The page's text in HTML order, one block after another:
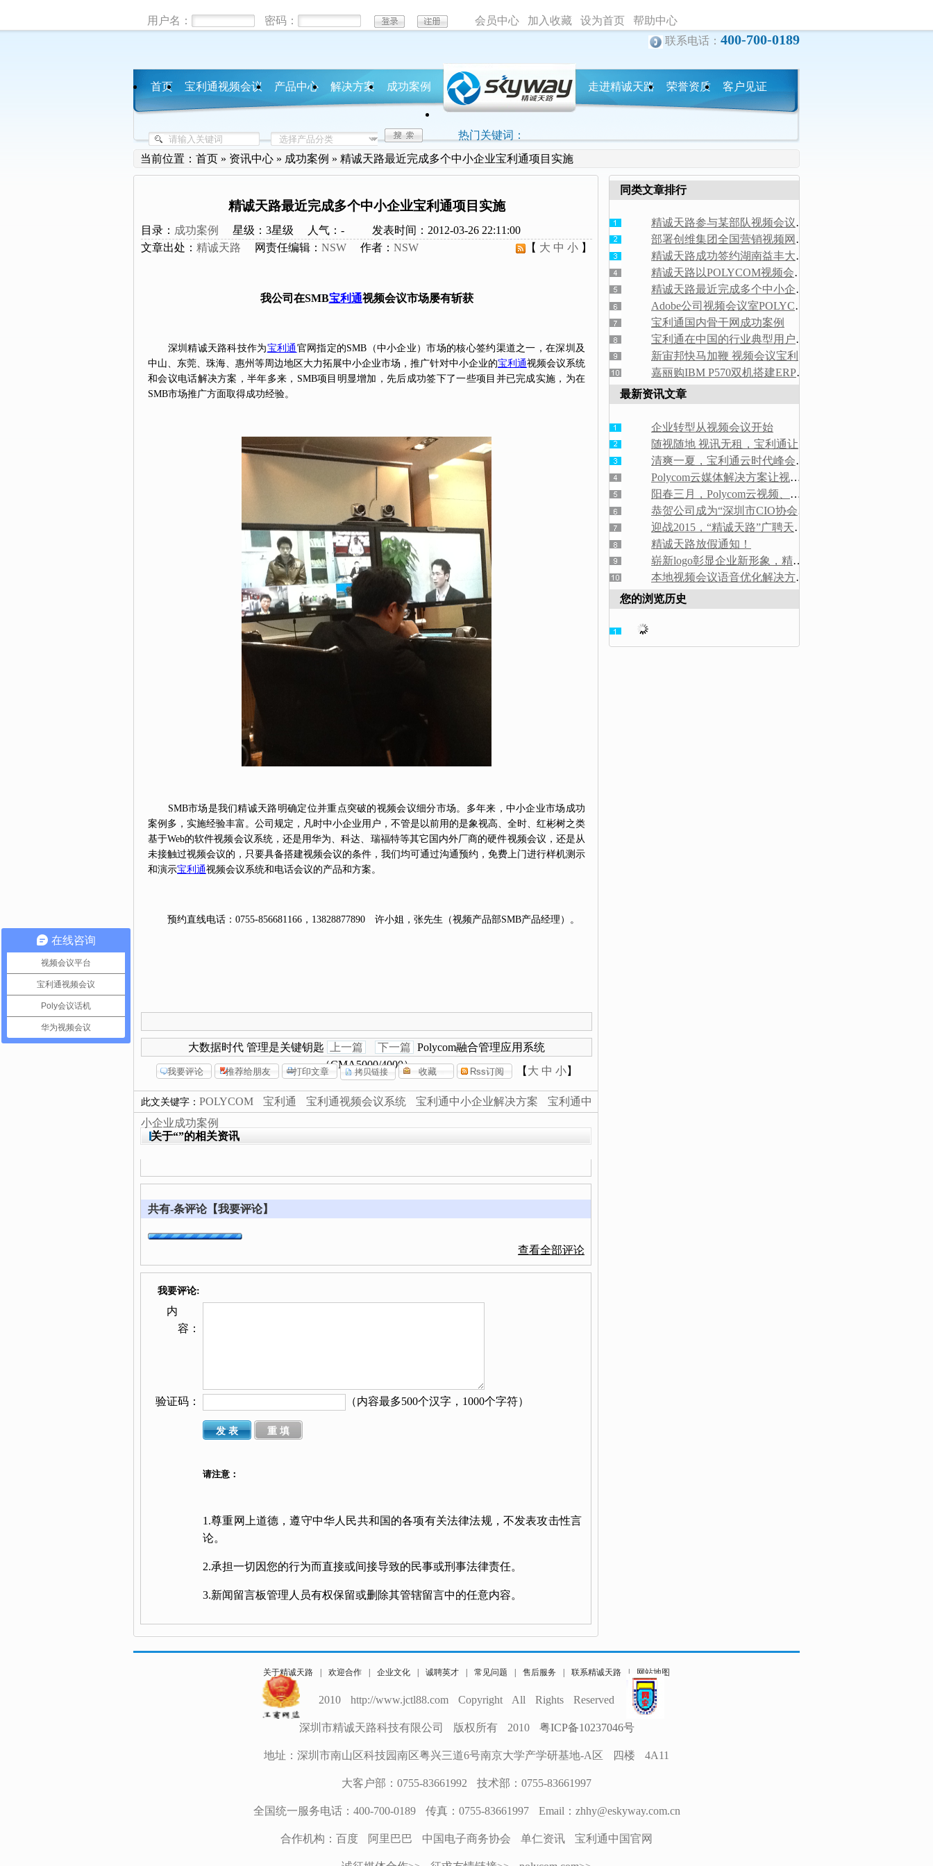
用户名： 密码： 会员中心 加入收藏 设为首页
帮助中心
联系电话： 400-700-0189
首页 宝利通视频会议 产品中心 解决方案 成功案例 走进精诚天路 荣誉资质 客户见证
热门关键词：
当前位置： 首页 » 资讯中心 » 成功案例 » 精诚天路最近完成多个中小企业宝利通项目实施
精诚天路最近完成多个中小企业宝利通项目实施
目录： 成功案例 星级：3星级 人气： -
发表时间：2012-03-26 22:11:00
【 大 中 小 】
文章出处： 精诚天路 网责任编辑： NSW 作者： NSW
我公司在SMB宝利通视频会议市场屡有斩获
深圳精诚天路科技作为宝利通 官网指定的SMB（中小企业）市场的核心签约渠道之一，在深圳及
中山、东莞、珠海、惠州等周边地区大力拓展中小企业市场，推广针对中小企业的宝利通视频会议系统
和会议电话解决方案，半年多来，SMB项目明显增加，先后成功签下了一些项目并已完成实施，为在
SMB市场推广方面取得成功经验。
SMB市场是我们精诚天路明确定位并重点突破的视频会议细分市场。多年来，中小企业市场成功
案例多，实施经验丰富。公司规定，凡时中小企业用户，不管是以前用的是象视高、全时、红彬树之类
基于Web的软件视频会议系统，还是用华为、科达、瑞福特等其它国内外厂商的硬件视频会议，还是从
未接触过视频会议的，只要具备搭建视频会议的条件，我们均可通过沟通预约，免费上门进行样机测示
和演示宝利通视频会议系统和电话会议的产品和方案。
预约直线电话：0755-856681166，13828877890 许小姐，张先生（视频产品部SMB产品经理）。
大数据时代 管理是关键钥匙 上一篇 下一篇 Polycom融合管理应用系统
（CMA5000/4000）
【 大 中 小】
此文关键字： POLYCOM 宝利通 宝利通视频会议系统 宝利通中小企业解决方案
宝利通中
小企业成功案例
关于“”的相关资讯
共有-条评论【我要评论】
查看全部评论
我要评论:
内
容：
验证码： （内容最多500个汉字，1000个字符）
请注意：
1.尊重网上道德，遵守中华人民共和国的各项有关法律法规，不发表攻击性言
论。
2.承担一切因您的行为而直接或间接导致的民事或刑事法律责任。
3.新闻留言板管理人员有权保留或删除其管辖留言中的任意内容。
同类文章排行
精诚天路参与某部队视频会议及营区广播系统建设
部署创维集团全国营销视频网络 精诚天路携手神州数码POLYCOM
精诚天路成功签约湖南益丰大药房POLYCOM视频会议项目
精诚天路以POLYCOM视频会议与洪涛装饰股份牵手
精诚天路最近完成多个中小企业宝利通项目实施
Adobe公司视频会议室POLYCOM音频解决方案
宝利通国内骨干网成功案例
宝利通在中国的行业典型用户表（部分）
嘉丽购IBM P570双机搭建ERP平台
最新资讯文章
企业转型从视频会议开始
清爽一夏，宝利通云时代峰会在惠州巽寮湾落幕！
Polycom云媒体解决方案让视讯无隙跃上云端！
阳春三月，Polycom云视频、云媒体客户体验活动取得圆满结束!
恭贺公司成为“深圳市CIO协会”会员单位
迎战2015，“精诚天路”广聘天下英才！
精诚天路放假通知！
崭新logo彰显企业新形象，精诚天路喜迎2015
本地视频会议语音优化解决方案——智能睿音
您的浏览历史
关于精诚天路 | 欢迎合作 | 企业文化 | 诚聘英才 | 常见问题 | 售后服务 | 联系精诚天路 | 网站地图
2010 http://www.jctl88.com Copyright All Rights Reserved
深圳市精诚天路科技有限公司 版权所有 2010 粤ICP备10237046号
地址：深圳市南山区科技园南区粤兴三道6号南京大学产学研基地-A区 四楼 4A11
大客户部：0755-83661992 技术部：0755-83661997
全国统一服务电话：400-700-0189 传真：0755-83661997 Email：zhhy@eskyway.com.cn
合作机构：百度 阿里巴巴 中国电子商务协会 单仁资讯 宝利通中国官网
在线咨询
视频会议平台
宝利通视频会议
Poly会议话机
华为视频会议